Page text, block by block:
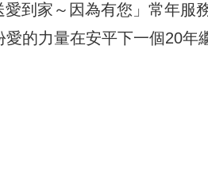
愛到家～因為有您」常年服
的力量在安平下一個20年